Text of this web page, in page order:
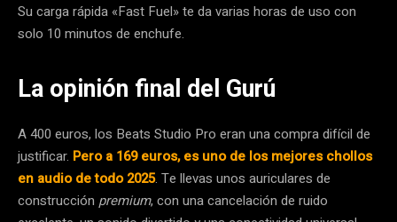
Su carga rápida «Fast Fuel» te da varias horas de uso con
solo 10 minutos de enchufe.
La opinión final del Gurú
A 400 euros, los Beats Studio Pro eran una compra difícil de
justificar. Pero a 169 euros, es uno de los mejores chollos
en audio de todo 2025. Te llevas unos auriculares de
construcción premium, con una cancelación de ruido